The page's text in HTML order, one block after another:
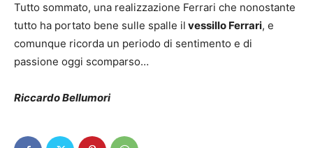
Tutto sommato, una realizzazione Ferrari che nonostante
tutto ha portato bene sulle spalle il vessillo Ferrari, e
comunque ricorda un periodo di sentimento e di
passione oggi scomparso…
Riccardo Bellumori